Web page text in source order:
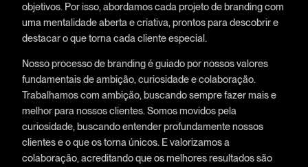
objetivos. Por isso, abordamos cada projeto de branding com
uma mentalidade aberta e criativa, prontos para descobrir e
destacar o que torna cada cliente especial.
Nosso processo de branding é guiado por nossos valores
fundamentais de ambição, curiosidade e colaboração.
Trabalhamos com ambição, buscando sempre fazer mais e
melhor para nossos clientes. Somos movidos pela
curiosidade, buscando entender profundamente nossos
clientes e o que os torna únicos. E valorizamos a
colaboração, acreditando que os melhores resultados são